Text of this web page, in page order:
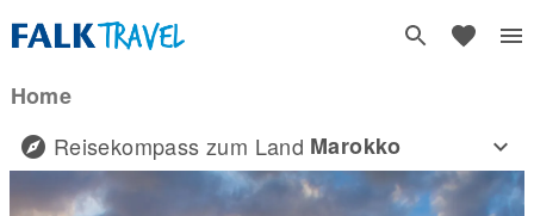
Home
Reisekompass zum Land Marokko